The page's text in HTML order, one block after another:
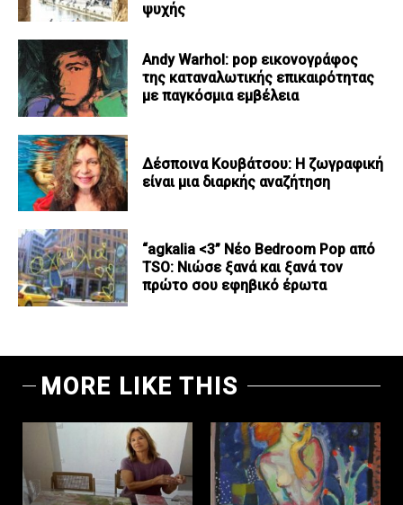
ψυχής
Andy Warhol: pop εικονογράφος
της καταναλωτικής επικαιρότητας
με παγκόσμια εμβέλεια
Δέσποινα Κουβάτσου: Η ζωγραφική
είναι μια διαρκής αναζήτηση
“agkalia <3” Νέο Bedroom Pop από
TSO: Νιώσε ξανά και ξανά τον
πρώτο σου εφηβικό έρωτα
MORE LIKE THIS